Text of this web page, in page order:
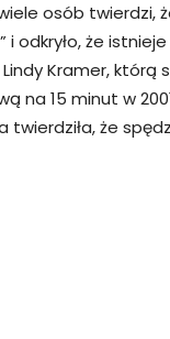
osób twierdzi,
i odkryło, że
Kramer, którą
na 15 minut w
twierdziła, że